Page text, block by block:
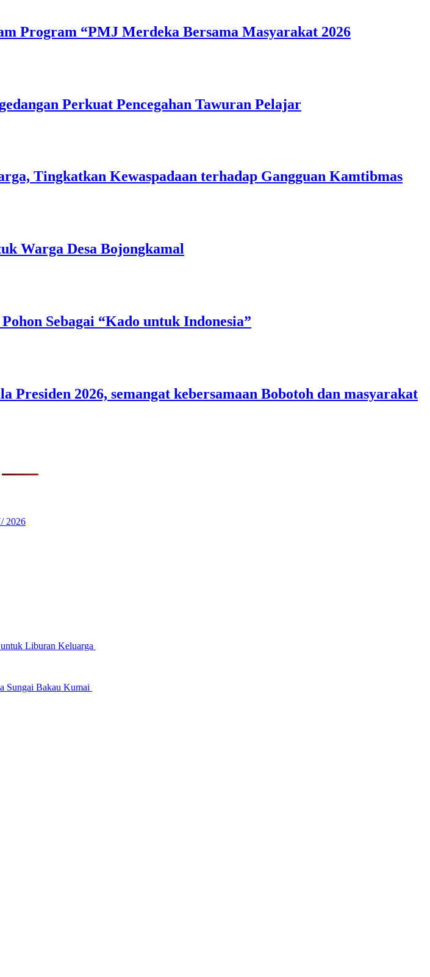
Program “PMJ Merdeka Bersama Masyarakat 2026
Perkuat Pencegahan Tawuran Pelajar
Tingkatkan Kewaspadaan terhadap Gangguan Kamtibmas
Warga Desa Bojongkamal
Sebagai “Kado untuk Indonesia”
2026, semangat kebersamaan Bobotoh dan masyarakat
2026
Liburan Keluarga
Sungai Bakau Kumai